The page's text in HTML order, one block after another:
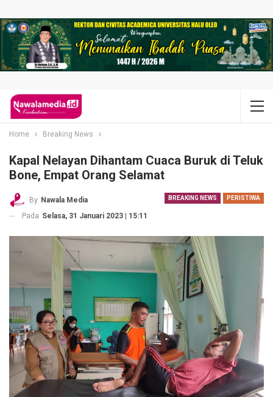
Home Breaking News
Kapal Nelayan Dihantam Cuaca Buruk di Teluk
Bone, Empat Orang Selamat
BREAKING NEWS PERISTIWA
By Nawala Media
Pada Selasa, 31 Januari 2023 | 15:11